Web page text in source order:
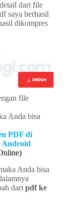
dari file
saya berhasil
dikompres
file
Anda bisa
PDF di
Android
Anda bisa
dari pdf ke